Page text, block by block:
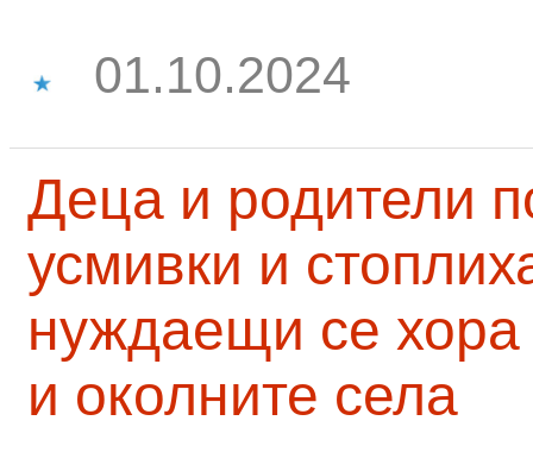
01.10.2024
Деца и родители
усмивки и
нуждаещи се
и околните села